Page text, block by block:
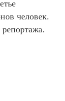
человек.